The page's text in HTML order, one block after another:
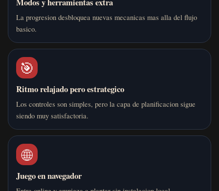
La progresion desbloquea nuevas mecanicas mas alla del flujo
basico.
🎯
Ritmo relajado pero estrategico
Los controles son simples, pero la capa de planificacion sigue
siendo muy satisfactoria.
🌐
Juego en navegador